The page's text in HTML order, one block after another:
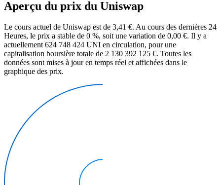
Aperçu du prix du Uniswap
Le cours actuel de Uniswap est de 3,41 €. Au cours des dernières 24
Heures, le prix a stable de 0 %, soit une variation de 0,00 €. Il y a
actuellement 624 748 424 UNI en circulation, pour une
capitalisation boursière totale de 2 130 392 125 €. Toutes les
données sont mises à jour en temps réel et affichées dans le
graphique des prix.